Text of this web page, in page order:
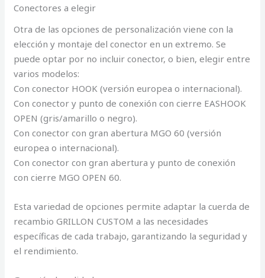
Conectores a elegir
Otra de las opciones de personalización viene con la
elección y montaje del conector en un extremo. Se
puede optar por no incluir conector, o bien, elegir entre
varios modelos:
Con conector HOOK (versión europea o internacional).
Con conector y punto de conexión con cierre EASHOOK
OPEN (gris/amarillo o negro).
Con conector con gran abertura MGO 60 (versión
europea o internacional).
Con conector con gran abertura y punto de conexión
con cierre MGO OPEN 60.
Esta variedad de opciones permite adaptar la cuerda de
recambio GRILLON CUSTOM a las necesidades
específicas de cada trabajo, garantizando la seguridad y
el rendimiento.